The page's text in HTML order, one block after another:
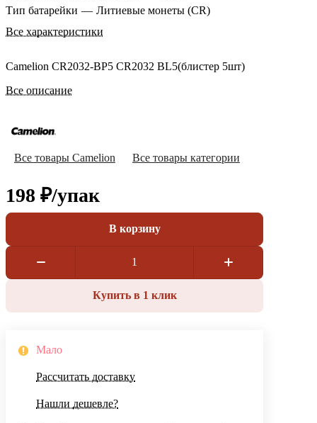
Тип батарейки — Литиевые монеты (CR)
Все характеристики
Camelion CR2032-BP5 CR2032 BL5(блистер 5шт)
Все описание
Все товары Camelion Все товары категории
198 ₽/упак
В корзину
Купить в 1 клик
Мало
Рассчитать доставку
Нашли дешевле?